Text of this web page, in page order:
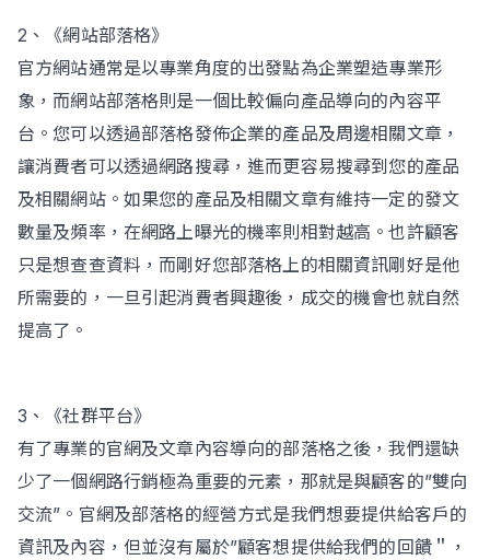
2、《網站部落格》
官方網站通常是以專業角度的出發點為企業塑造專業形
象，而網站部落格則是一個比較偏向產品導向的內容平
台。您可以透過部落格發佈企業的產品及周邊相關文章，
讓消費者可以透過網路搜尋，進而更容易搜尋到您的產品
及相關網站。如果您的產品及相關文章有維持一定的發文
數量及頻率，在網路上曝光的機率則相對越高。也許顧客
只是想查查資料，而剛好您部落格上的相關資訊剛好是他
所需要的，一旦引起消費者興趣後，成交的機會也就自然
提高了。
3、《社群平台》
有了專業的官網及文章內容導向的部落格之後，我們還缺
少了一個網路行銷極為重要的元素，那就是與顧客的”雙向
交流”。官網及部落格的經營方式是我們想要提供給客戶的
資訊及內容，但並沒有屬於”顧客想提供給我們的回饋＂，